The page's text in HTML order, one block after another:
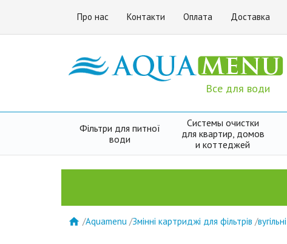
Про нас Контакти Оплата Доставка
Все для води
Фільтри для питної
води
Системы очистки
для квартир, домов
и коттеджей
 /Aquamenu /Змінні картриджі для фільтрів /вугільні